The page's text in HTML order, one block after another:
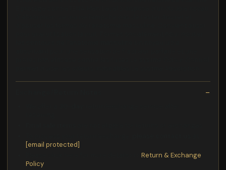
[email protected]
Return & Exchange
Policy